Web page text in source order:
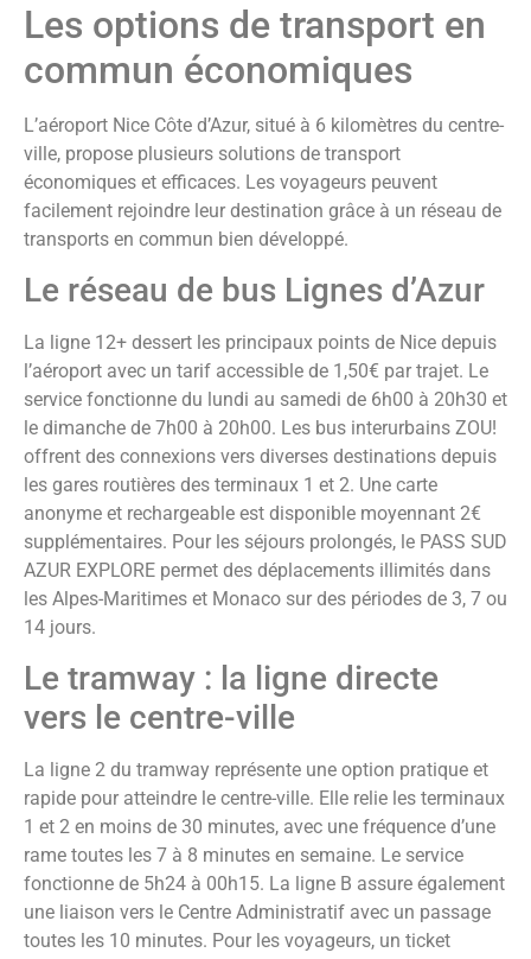
Les options de transport en
commun économiques
L’aéroport Nice Côte d’Azur, situé à 6 kilomètres du centre-
ville, propose plusieurs solutions de transport
économiques et efficaces. Les voyageurs peuvent
facilement rejoindre leur destination grâce à un réseau de
transports en commun bien développé.
Le réseau de bus Lignes d’Azur
La ligne 12+ dessert les principaux points de Nice depuis
l’aéroport avec un tarif accessible de 1,50€ par trajet. Le
service fonctionne du lundi au samedi de 6h00 à 20h30 et
le dimanche de 7h00 à 20h00. Les bus interurbains ZOU!
offrent des connexions vers diverses destinations depuis
les gares routières des terminaux 1 et 2. Une carte
anonyme et rechargeable est disponible moyennant 2€
supplémentaires. Pour les séjours prolongés, le PASS SUD
AZUR EXPLORE permet des déplacements illimités dans
les Alpes-Maritimes et Monaco sur des périodes de 3, 7 ou
14 jours.
Le tramway : la ligne directe
vers le centre-ville
La ligne 2 du tramway représente une option pratique et
rapide pour atteindre le centre-ville. Elle relie les terminaux
1 et 2 en moins de 30 minutes, avec une fréquence d’une
rame toutes les 7 à 8 minutes en semaine. Le service
fonctionne de 5h24 à 00h15. La ligne B assure également
une liaison vers le Centre Administratif avec un passage
toutes les 10 minutes. Pour les voyageurs, un ticket